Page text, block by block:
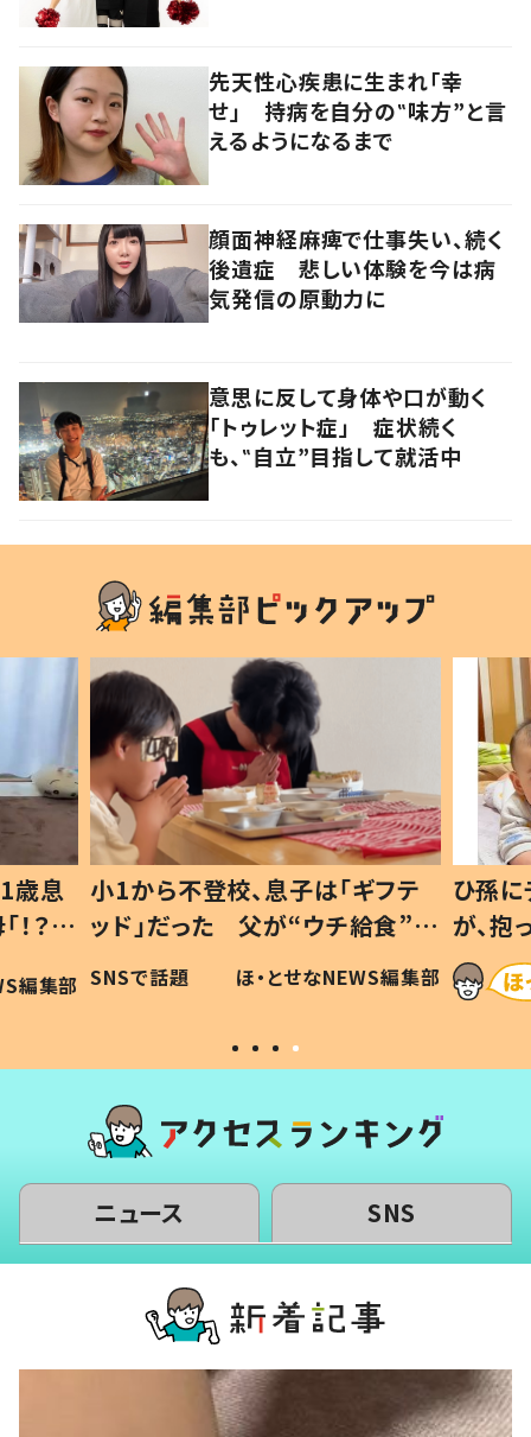
先天性心疾患に生まれ「幸
せ」 持病を自分の‟味方”と言
えるようになるまで
顔面神経麻痺で仕事失い、続く
後遺症 悲しい体験を今は病
気発信の原動力に
意思に反して身体や口が動く
「トゥレット症」 症状続く
も、‟自立”目指して就活中
歳息
？」
編集部
小1から不登校、息子は「ギフテ
ッド」だった 父が“ウチ給食”を
作り続ける理由とは #令和の親
#令和の子
SNSで話題 ほ・とせなNEWS編集部
ひ孫
が、
「涙が
い」
ニュース SNS